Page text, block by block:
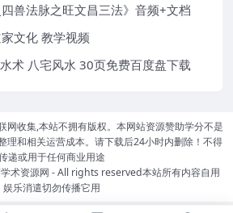
兽法脉之旺文昌三法》音频+文档
文化 教学视频
术 八宅风水 30页免费百度盘下载
网收集,本站不拥有版权。本网站资源赞助学分不是
理和相关运营成本。请下载后24小时内删除！不得
递或用于任何商业用途
术资源网 - All rights reserved本站所有内容自用
娱乐消遣切勿传播它用